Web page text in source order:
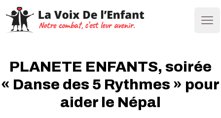
PLANETE ENFANTS, soirée
« Danse des 5 Rythmes » pour
aider le Népal